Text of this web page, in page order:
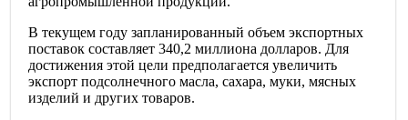
В текущем году запланированный объем экспортных
поставок составляет 340,2 миллиона долларов. Для
достижения этой цели предполагается увеличить
экспорт подсолнечного масла, сахара, муки, мясных
изделий и других товаров.